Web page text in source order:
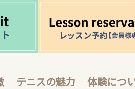
テニスの魅力 体験につ